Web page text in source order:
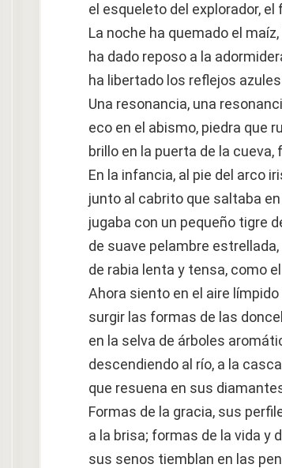
el esqueleto del explorador, el
La noche ha quemado el
ha dado reposo a la
ha libertado los reflejos
Una resonancia, una
eco en el abismo, piedra que
brillo en la puerta de la
En la infancia, al pie del arco
junto al cabrito que saltaba
jugaba con un pequeño tigre
de suave pelambre
de rabia lenta y tensa, como
Ahora siento en el aire
surgir las formas de las
en la selva de árboles
descendiendo al río, a la
que resuena en sus
Formas de la gracia, sus
a la brisa; formas de la vida y
sus senos tiemblan en las